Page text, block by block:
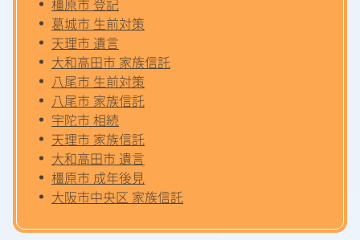
葛城市 生前対策
天理市 遺言
大和高田市 家族信託
八尾市 生前対策
八尾市 家族信託
宇陀市 相続
天理市 家族信託
大和高田市 遺言
橿原市 成年後見
大阪市中央区 家族信託